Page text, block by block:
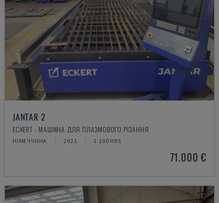
JANTAR 2
ECKERT - МАШИНА ДЛЯ ПЛАЗМОВОГО РІЗАННЯ
НІМЕЧЧИНА 2021 1.100 HRS
71.000 €